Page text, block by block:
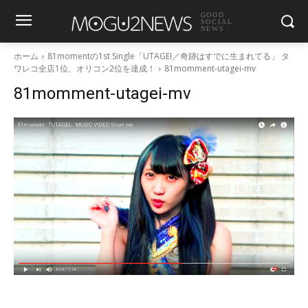
GOOD
SOCIAL
NEWS
ホーム
81momentの1st Single「UTAGEI／奇跡はすでに生まれてる」 タ
ワレコ全店1位、オリコン2位を達成！
81momment-utagei-mv
81momment-utagei-mv